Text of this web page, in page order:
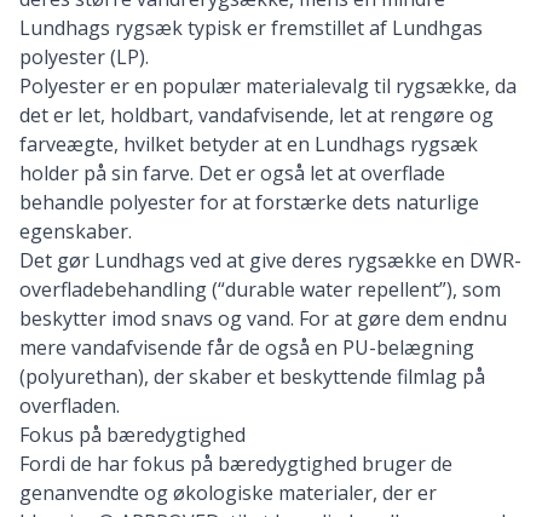
Lundhags rygsæk typisk er fremstillet af Lundhgas
polyester (LP).
Polyester er en populær materialevalg til rygsække, da
det er let, holdbart, vandafvisende, let at rengøre og
farveægte, hvilket betyder at en Lundhags rygsæk
holder på sin farve. Det er også let at overflade
behandle polyester for at forstærke dets naturlige
egenskaber.
Det gør Lundhags ved at give deres rygsække en DWR-
overfladebehandling (“durable water repellent”), som
beskytter imod snavs og vand. For at gøre dem endnu
mere vandafvisende får de også en PU-belægning
(polyurethan), der skaber et beskyttende filmlag på
overfladen.
Fokus på bæredygtighed
Fordi de har fokus på bæredygtighed bruger de
genanvendte og økologiske materialer, der er